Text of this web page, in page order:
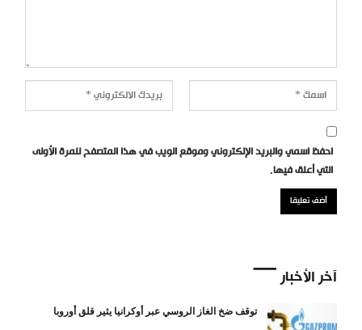
احفظ اسمي والبريد الإلكتروني وموقع الويب في هذا المتصفح للمرة الأولى
التي أعلق فيها.
آخر الأخبار
توقف ضخ الغاز الروسي عبر أوكرانيا يثير قلق أوروبا